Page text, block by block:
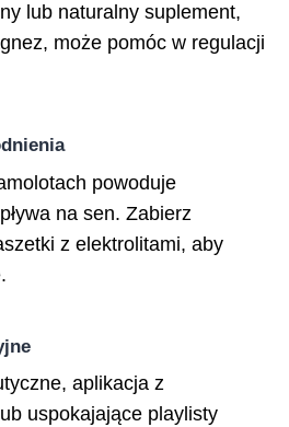
lub naturalny suplement,
może pomóc w regulacji
powoduje
na sen. Zabierz
z elektrolitami, aby
aplikacja z
uspokajające playlisty